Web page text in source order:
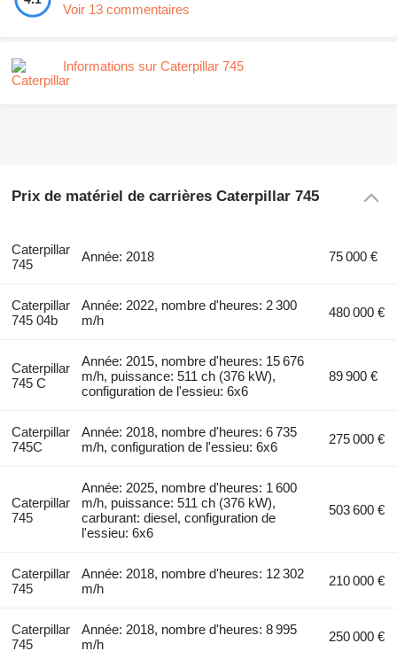
Voir 13 commentaires
Informations sur Caterpillar 745
Prix de matériel de carrières Caterpillar 745
Caterpillar
745
Année: 2018 75 000 €
Caterpillar
745 04b
Année: 2022, nombre d'heures: 2 300
m/h
480 000 €
Caterpillar
745 C
Année: 2015, nombre d'heures: 15 676
m/h, puissance: 511 ch (376 kW),
configuration de l'essieu: 6x6
89 900 €
Caterpillar
745C
Année: 2018, nombre d'heures: 6 735
m/h, configuration de l'essieu: 6x6
275 000 €
Caterpillar
745
Année: 2025, nombre d'heures: 1 600
m/h, puissance: 511 ch (376 kW),
carburant: diesel, configuration de
l'essieu: 6x6
503 600 €
Caterpillar
745
Année: 2018, nombre d'heures: 12 302
m/h
210 000 €
Caterpillar
745
Année: 2018, nombre d'heures: 8 995
m/h
250 000 €